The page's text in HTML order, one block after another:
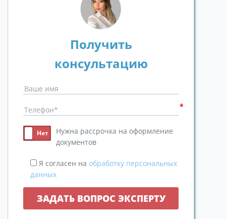
Получить
консультацию
Нужна рассрочка на оформление
документов
Я согласен на обработку персональных
данных